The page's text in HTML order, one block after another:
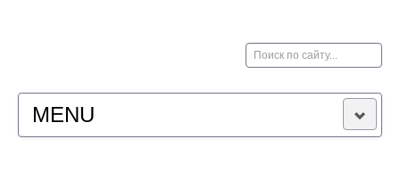
Искать...
MENU